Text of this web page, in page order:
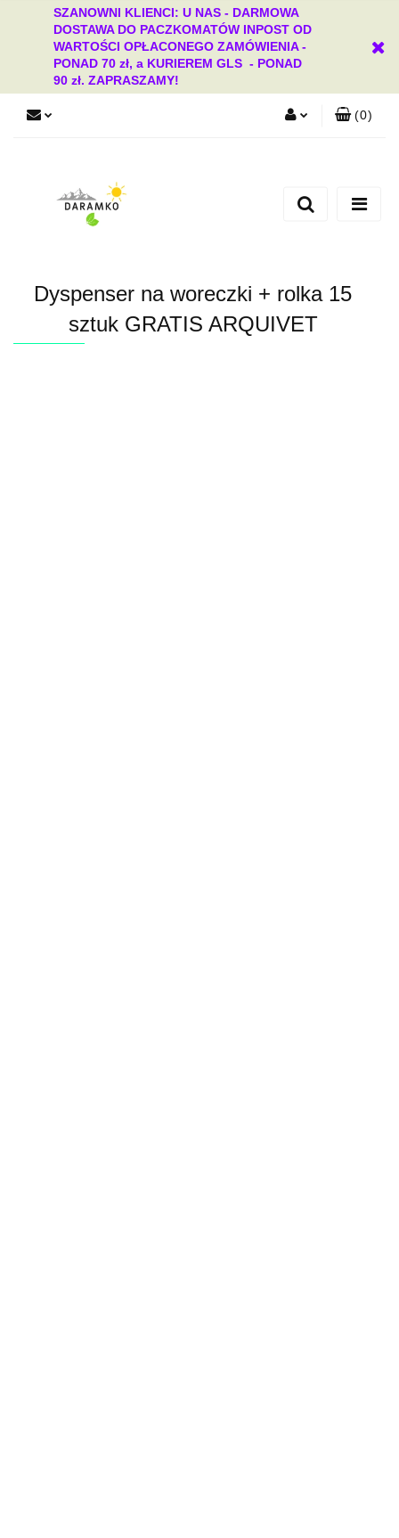
SZANOWNI KLIENCI: U NAS - DARMOWA
DOSTAWA DO PACZKOMATÓW INPOST OD
WARTOŚCI OPŁACONEGO ZAMÓWIENIA -
PONAD 70 zł, a KURIEREM GLS - PONAD
90 zł. ZAPRASZAMY!
Dodaj zgłoszenie
(0)
Dyspenser na woreczki + rolka 15
sztuk GRATIS ARQUIVET